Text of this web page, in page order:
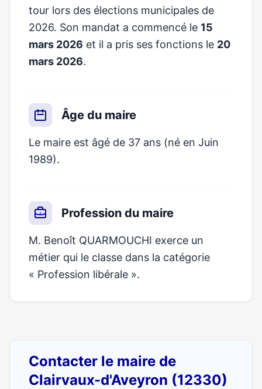
tour lors des élections municipales de
2026. Son mandat a commencé le 15
mars 2026 et il a pris ses fonctions le 20
mars 2026.
Âge du maire
Le maire est âgé de 37 ans (né en Juin
1989).
Profession du maire
M. Benoît QUARMOUCHI exerce un
métier qui le classe dans la catégorie
« Profession libérale ».
Contacter le maire de
Clairvaux-d'Aveyron (12330)